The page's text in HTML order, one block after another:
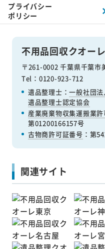
不用品回収クオー
〒261-0002 千葉県千葉市
Tel：0120-923-712
遺品整理士：一般社団法
遺品整理士認定協会
産業廃棄物収集運搬業
第01200166157号
古物商許可証番号 ：第
プライバシー
ポリシー
関連サイト